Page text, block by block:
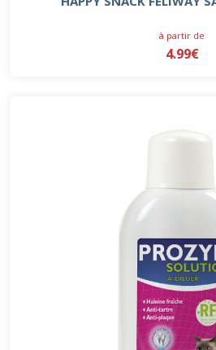
à partir de
4.99€